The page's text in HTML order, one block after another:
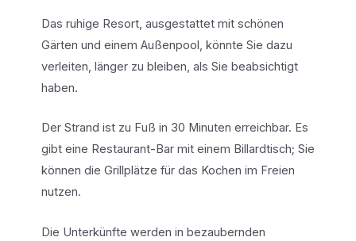
Das ruhige Resort, ausgestattet mit schönen
Gärten und einem Außenpool, könnte Sie dazu
verleiten, länger zu bleiben, als Sie beabsichtigt
haben.
Der Strand ist zu Fuß in 30 Minuten erreichbar. Es
gibt eine Restaurant-Bar mit einem Billardtisch; Sie
können die Grillplätze für das Kochen im Freien
nutzen.
Die Unterkünfte werden in bezaubernden